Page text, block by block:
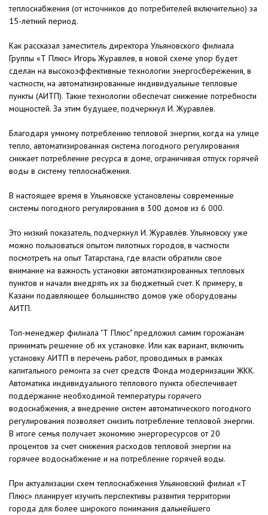
теплоснабжения (от источников до потребителей включительно) за
15-летний период.
Как рассказал заместитель директора Ульяновского филиала
Группы «Т Плюс» Игорь Журавлев, в новой схеме упор будет
сделан на высокоэффективные технологии энергосбережения, в
частности, на автоматизированные индивидуальные тепловые
пункты (АИТП). Такие технологии обеспечат снижение потребности
мощностей. За этим будущее, подчеркнул И. Журавлёв.
Благодаря умному потреблению тепловой энергии, когда на улице
тепло, автоматизированная система погодного регулирования
снижает потребление ресурса в доме, ограничивая отпуск горячей
воды в систему теплоснабжения.
В настоящее время в Ульяновске установлены современные
системы погодного регулирования в 300 домов из 6 000.
Это низкий показатель, подчеркнул И. Журавлёв. Ульяновску уже
можно пользоваться опытом пилотных городов, в частности
посмотреть на опыт Татарстана, где власти обратили свое
внимание на важность установки автоматизированных тепловых
пунктов и начали внедрять их за бюджетный счет. К примеру, в
Казани подавляющее большинство домов уже оборудованы
АИТП.
Топ-менеджер филиала "Т Плюс" предложил самим горожанам
принимать решение об их установке. Или как вариант, включить
установку АИТП в перечень работ, проводимых в рамках
капитального ремонта за счет средств Фонда модернизации ЖКК.
Автоматика индивидуального теплового пункта обеспечивает
поддержание необходимой температуры горячего
водоснабжения, а внедрение систем автоматического погодного
регулирования позволяет снизить потребление тепловой энергии.
В итоге семья получает экономию энергоресурсов от 20
процентов за счет снижения расходов тепловой энергии на
горячее водоснабжение и на потребление горячей воды.
При актуализации схем теплоснабжения Ульяновский филиал «Т
Плюс» планирует изучить перспективы развития территории
города для более широкого понимания дальнейшего